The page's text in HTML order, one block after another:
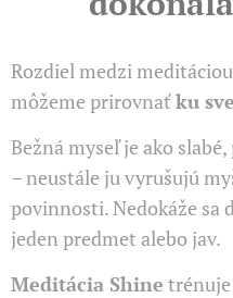
Rozdiel medzi
môžeme prirovnaťku
Bežná myseľ je ako
– neustále ju vyrušujú
povinnosti. Nedokáže sa
jeden predmet alebo jav.
Meditácia Shine trénuje